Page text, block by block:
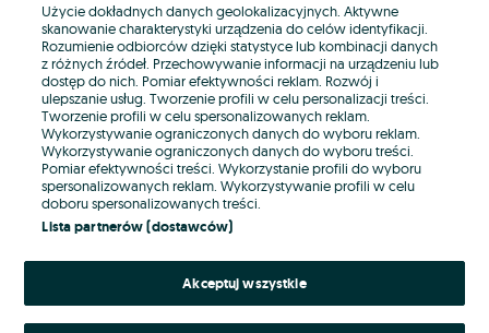
E-mail
Hasło
Nie pamiętasz hasła?
Zaloguj się
Użycie dokładnych danych geolokalizacyjnych. Aktywne
skanowanie charakterystyki urządzenia do celów identyfikacji.
Rozumienie odbiorców dzięki statystyce lub kombinacji danych
z różnych źródeł. Przechowywanie informacji na urządzeniu lub
dostęp do nich. Pomiar efektywności reklam. Rozwój i
ulepszanie usług. Tworzenie profili w celu personalizacji treści.
Tworzenie profili w celu spersonalizowanych reklam.
Wykorzystywanie ograniczonych danych do wyboru reklam.
Wykorzystywanie ograniczonych danych do wyboru treści.
Pomiar efektywności treści. Wykorzystanie profili do wyboru
spersonalizowanych reklam. Wykorzystywanie profili w celu
doboru spersonalizowanych treści.
Lista partnerów (dostawców)
Akceptuj wszystkie